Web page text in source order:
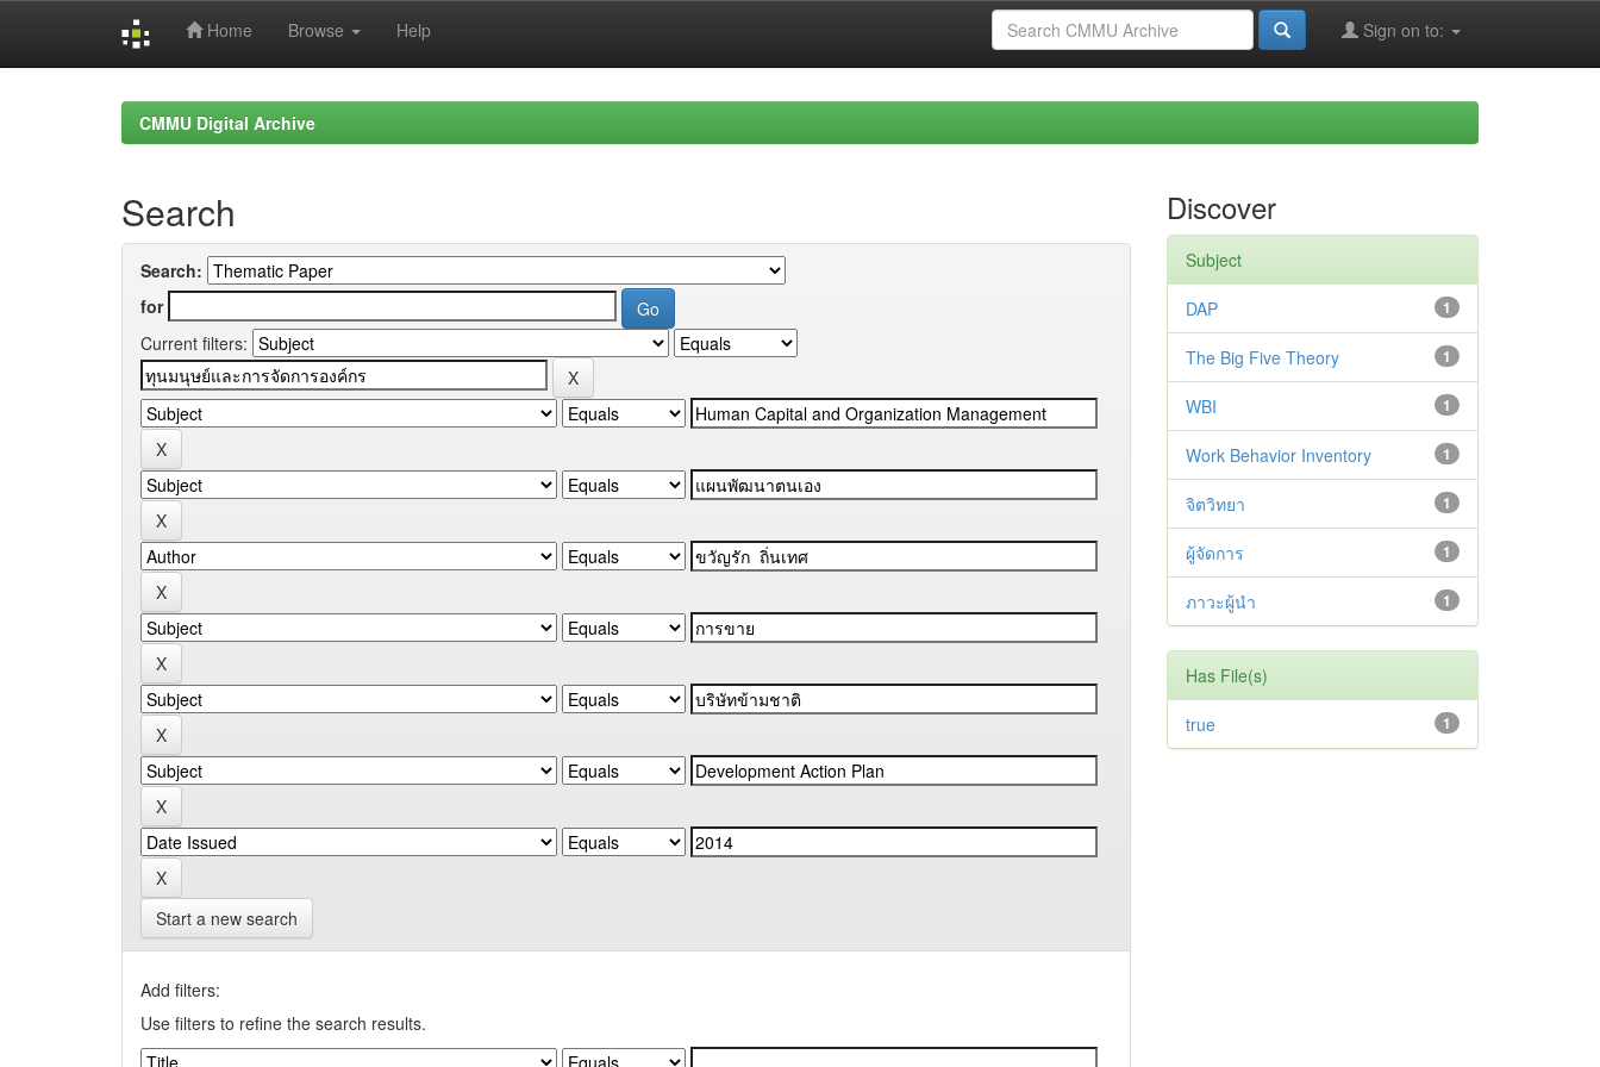
Home Browse Help Sign on to:
CMMU Digital Archive
Search
Search:
for
Current filters:
Start a new search
Add filters:
Use filters to refine the search results.
Discover
Subject
1
DAP
1
The Big Five Theory
1
WBI
1
Work Behavior Inventory
1
จิตวิทยา
1
ผู้จัดการ
1
ภาวะผู้นำ
Has File(s)
1
true